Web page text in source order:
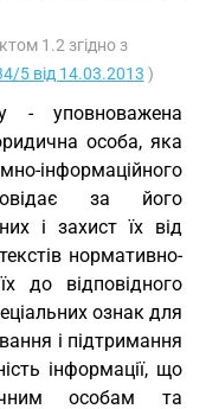
1.2 згідно з
5 від 14.03.2013 )
- уповноважена
особа, яка
інформаційного
за його
і захист їх від
нормативно-
до відповідного
ознак для
і підтримання
інформації, що
особам та